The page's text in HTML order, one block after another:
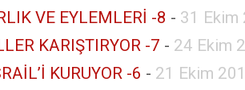
VE EYLEMLERİ -8 - 31 Ekim
KARIŞTIRYOR -7 - 24 Ekim
KURUYOR -6 - 21 Ekim